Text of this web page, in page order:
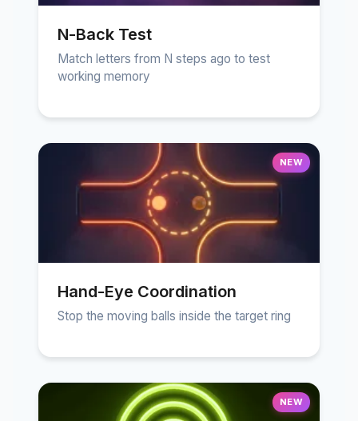
N-Back Test
Match letters from N steps ago to test
working memory
NEW
Hand-Eye Coordination
Stop the moving balls inside the target ring
NEW